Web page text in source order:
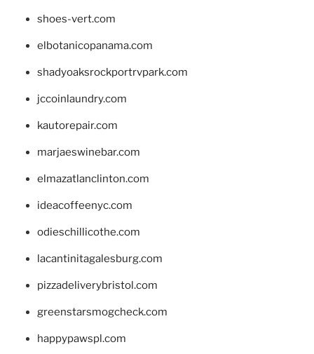
shoes-vert.com
elbotanicopanama.com
shadyoaksrockportrvpark.com
jccoinlaundry.com
kautorepair.com
marjaeswinebar.com
elmazatlanclinton.com
ideacoffeenyc.com
odieschillicothe.com
lacantinitagalesburg.com
pizzadeliverybristol.com
greenstarsmogcheck.com
happypawspl.com